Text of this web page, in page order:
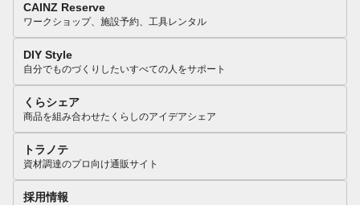
CAINZ Reserve
ワークショップ、施設予約、工具レンタル
DIY Style
自分でものづくりしたいすべての人をサポート
くらシェア
商品を組み合わせたくらしのアイデアシェア
トラノテ
資材調達のプロ向け通販サイト
採用情報